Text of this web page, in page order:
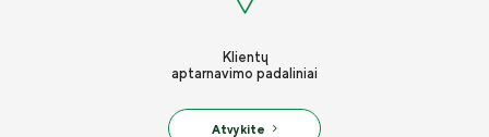
Klientų
aptarnavimo padaliniai
Atvykite